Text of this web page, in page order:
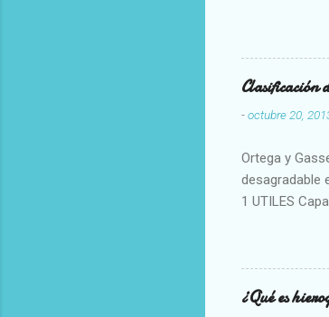
Clasificación
-octubre 20,
Ortega y
desagradable
1 UTILES
Aproximado
Escrupuloso-
Armonioso-
¿Qué es